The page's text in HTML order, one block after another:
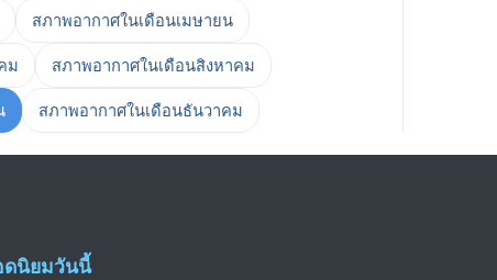
สภาพอากาศในเดือนเมษายน
ม สภาพอากาศในเดือนสิงหาคม
สภาพอากาศในเดือนธันวาคม
ดนิยมวันนี้